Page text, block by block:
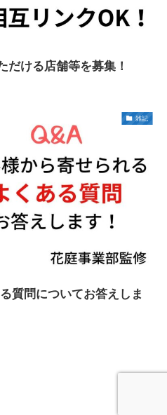
だける店舗等を募集！
雑記
質問についてお答えしま